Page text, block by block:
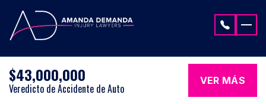
$43,000,000
Veredicto de Accidente de Auto
VER MÁS